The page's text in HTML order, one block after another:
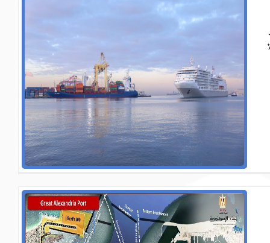
حوالي 60٪